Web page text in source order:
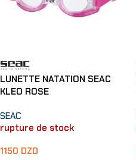
LUNETTE NATATION SEAC
KLEO ROSE
SEAC
rupture de stock
1150 DZD